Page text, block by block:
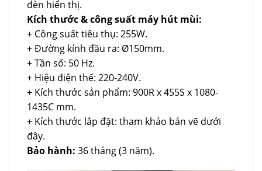
đèn hiển thị.
Kích thước & công suất máy hút mùi:
+ Công suất tiêu thụ: 255W.
+ Đường kính đầu ra: Ø150mm.
+ Tần số: 50 Hz.
+ Hiệu điện thế: 220-240V.
+ Kích thước sản phẩm: 900R x 455S x 1080-
1435C mm.
+ Kích thước lắp đặt: tham khảo bản vẽ dưới
đây.
Bảo hành: 36 tháng (3 năm).